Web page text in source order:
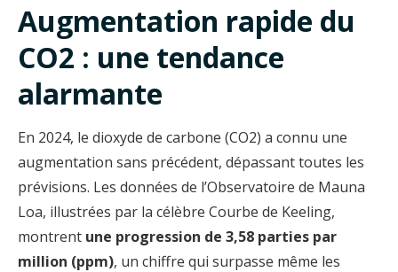
Augmentation rapide du
CO2 : une tendance
alarmante
En 2024, le dioxyde de carbone (CO2) a connu une
augmentation sans précédent, dépassant toutes les
prévisions. Les données de l’Observatoire de Mauna
Loa, illustrées par la célèbre Courbe de Keeling,
montrent une progression de 3,58 parties par
million (ppm), un chiffre qui surpasse même les